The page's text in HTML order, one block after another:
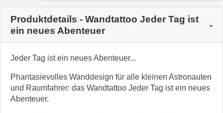
Produktdetails - Wandtattoo Jeder Tag ist
ein neues Abenteuer
Jeder Tag ist ein neues Abenteuer...
Phantasievolles Wanddesign für alle kleinen Astronauten
und Raumfahrer: das Wandtattoo Jeder Tag ist ein neues
Abenteuer.